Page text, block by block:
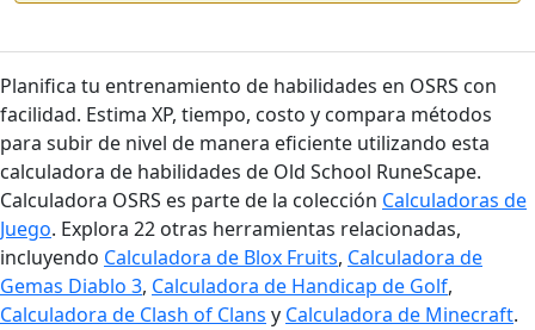
Planifica tu entrenamiento de habilidades en OSRS con
facilidad. Estima XP, tiempo, costo y compara métodos
para subir de nivel de manera eficiente utilizando esta
calculadora de habilidades de Old School RuneScape.
Calculadora OSRS es parte de la colección Calculadoras de
Juego. Explora 22 otras herramientas relacionadas,
incluyendo Calculadora de Blox Fruits, Calculadora de
Gemas Diablo 3, Calculadora de Handicap de Golf,
Calculadora de Clash of Clans y Calculadora de Minecraft.